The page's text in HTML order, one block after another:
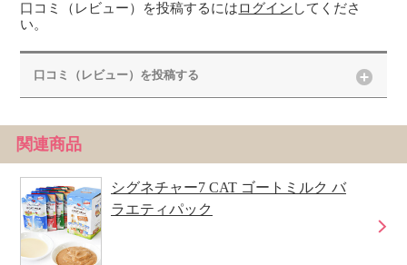
口コミ（レビュー）を投稿するにはログイン してくださ
い。
口コミ（レビュー）を投稿する
関連商品
シグネチャー7 CAT ゴートミルク バ
ラエティパック